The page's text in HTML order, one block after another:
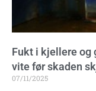
Fukt i kjellere og
vite før skaden
07/11/2025